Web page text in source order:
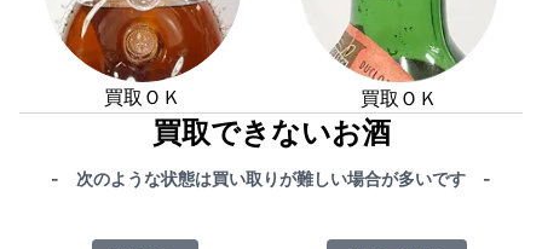
買取ＯＫ 買取ＯＫ
買取できないお酒
- 次のような状態は買い取りが難しい場合が多いです -